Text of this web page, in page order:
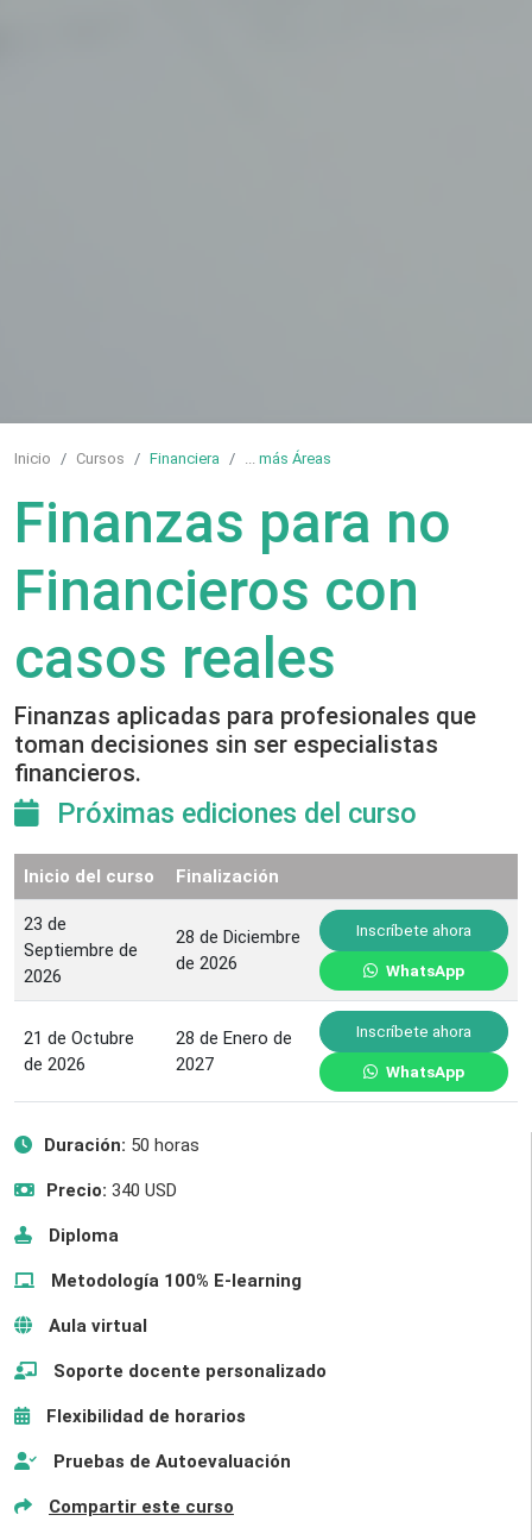
Inicio Cursos Financiera ... más Áreas
Finanzas para no
Financieros con
casos reales
Finanzas aplicadas para profesionales que
toman decisiones sin ser especialistas
financieros.
Próximas ediciones del curso
Inicio del curso Finalización
23 de
Septiembre de
2026
28 de Diciembre
de 2026
Inscríbete ahora
WhatsApp
21 de Octubre
de 2026
28 de Enero de
2027
Inscríbete ahora
WhatsApp
Duración: 50 horas
Precio: 340 USD
Diploma
Metodología 100% E-learning
Aula virtual
Soporte docente personalizado
Flexibilidad de horarios
Pruebas de Autoevaluación
Compartir este curso